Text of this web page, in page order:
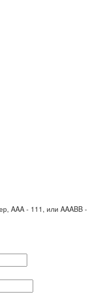
AAA - 111 , или AAABB -